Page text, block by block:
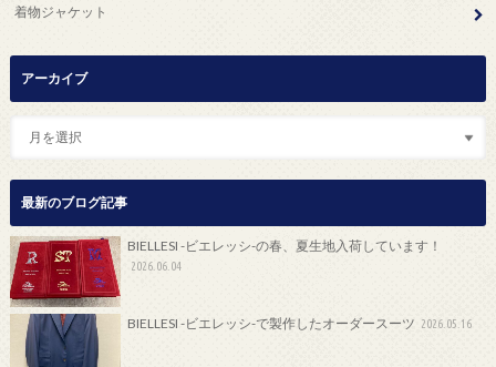
着物ジャケット
アーカイブ
最新のブログ記事
BIELLESI -ビエレッシ-の春、夏生地入荷しています！
2026.06.04
BIELLESI -ビエレッシ-で製作したオーダースーツ 2026.05.16